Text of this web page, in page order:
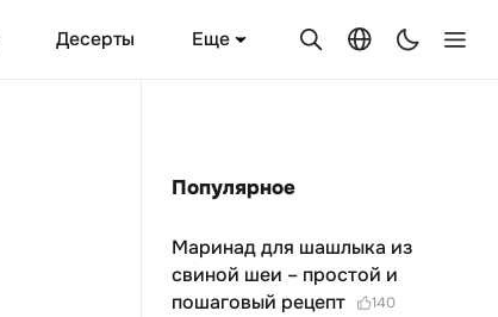
Десерты Еще
Популярное
Маринад для шашлыка из
свиной шеи – простой и
пошаговый рецепт
140